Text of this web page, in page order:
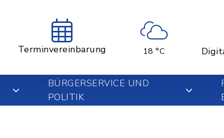
Terminvereinbarung 18 °C
BÜRGERSERVICE UND
POLITIK